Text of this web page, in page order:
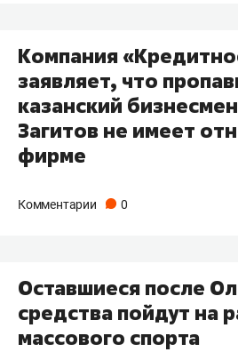
Компания
заявляет, что
казанский
Загитов не имеет
фирме
Комментарии 0
Оставшиеся после
средства пойдут на
массового спорта